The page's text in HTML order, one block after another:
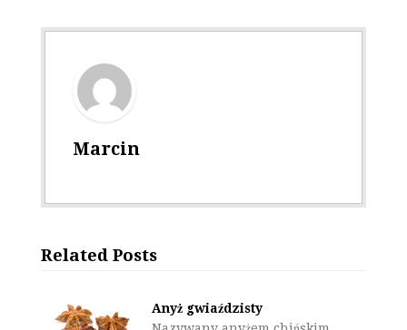
Marcin
Related Posts
Anyż gwiaździsty